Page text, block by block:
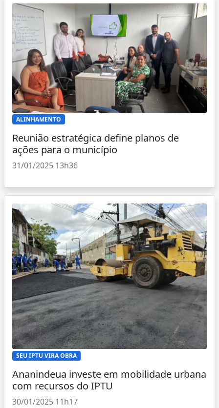
ALINHAMENTO
Reunião estratégica define planos de
ações para o município
31/01/2025 13h36
SEU IPTU VIRA OBRA
Ananindeua investe em mobilidade urbana
com recursos do IPTU
30/01/2025 11h17